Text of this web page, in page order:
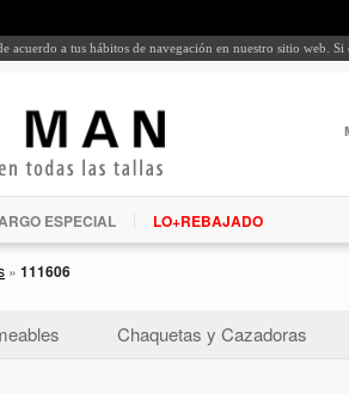
a tus hábitos de navegación en nuestro sitio web.
ESPECIAL LO+REBAJADO
» 111606
Chaquetas y Cazadoras